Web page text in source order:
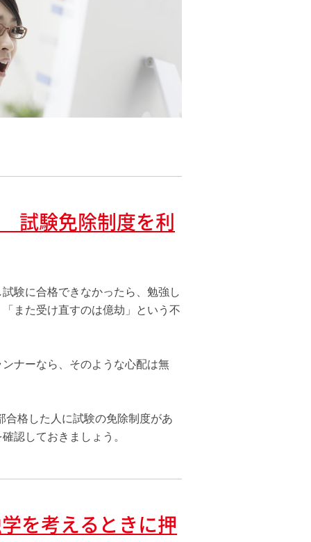
試験免除制度を利
験に合格できなかったら、勉強し
また受け直すのは億劫」という不
ナーなら、そのような心配は無
合格した人に試験の免除制度があ
認しておきましょう。
を考えるときに押